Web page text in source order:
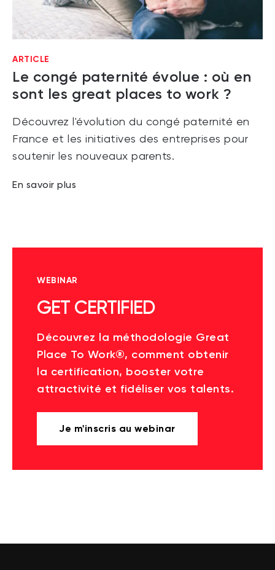
ARTICLE
Le congé paternité évolue : où en
sont les great places to work ?
Découvrez l'évolution du congé paternité en
France et les initiatives des entreprises pour
soutenir les nouveaux parents.
En savoir plus
WEBINAR
GET CERTIFIED
Découvrez la méthodologie Great
Place To Work®, comment obtenir
la certification, booster votre
attractivité et fidéliser vos talents.
Je m'inscris au webinar